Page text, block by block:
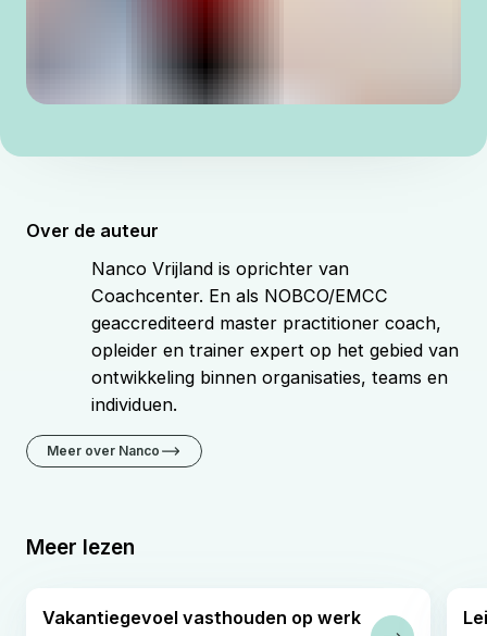
Over de auteur
Nanco Vrijland is oprichter van
Coachcenter. En als NOBCO/EMCC
geaccrediteerd master practitioner coach,
opleider en trainer expert op het gebied van
ontwikkeling binnen organisaties, teams en
individuen.
Meer over Nanco
Meer lezen
Vakantiegevoel vasthouden op werk